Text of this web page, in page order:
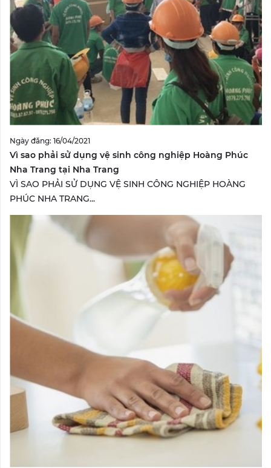
Ngày đăng: 16/04/2021
Vì sao phải sử dụng vệ sinh công nghiệp Hoàng Phúc
Nha Trang tại Nha Trang
VÌ SAO PHẢI SỬ DỤNG VỆ SINH CÔNG NGHIỆP HOÀNG
PHÚC NHA TRANG...